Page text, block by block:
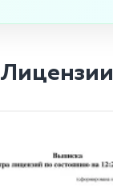
Лицензии